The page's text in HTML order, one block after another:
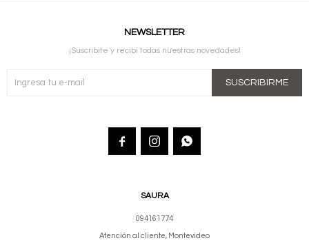
SAURA
094161774
Atención al cliente, Montevideo
NEWSLETTER
¡Suscribite y recibí todas nuestras novedades!
SUSCRIBIRME
  